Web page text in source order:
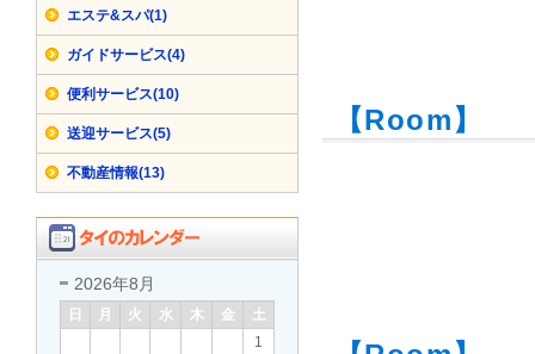
【Room】
エステ&スパ(1)
ガイドサービス(4)
便利サービス(10)
送迎サービス(5)
不動産情報(13)
2026年8月
日 月 火 水 木 金
土
1